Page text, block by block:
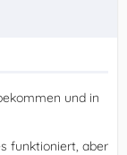
und in
funktioniert, aber